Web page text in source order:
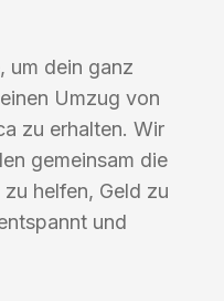
um dein ganz
Umzug von
zu erhalten. Wir
gemeinsam die
helfen, Geld zu
und